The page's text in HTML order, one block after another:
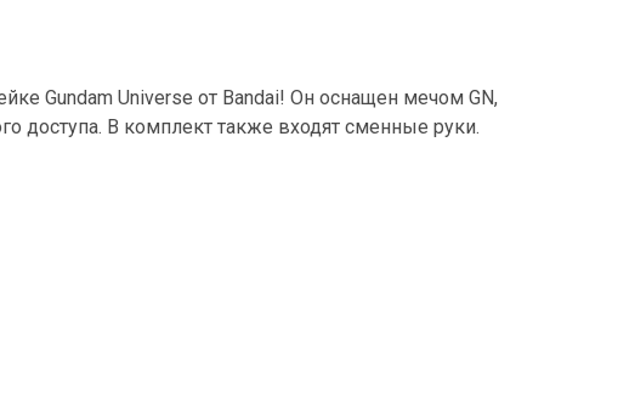
Gundam Universe от Bandai! Он оснащен мечом GN,
доступа. В комплект также входят сменные руки.